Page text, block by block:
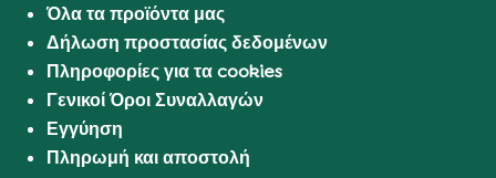
Όλα τα προϊόντα μας
Δήλωση προστασίας δεδομένων
Πληροφορίες για τα cookies
Γενικοί Όροι Συναλλαγών
Εγγύηση
Πληρωμή και αποστολή